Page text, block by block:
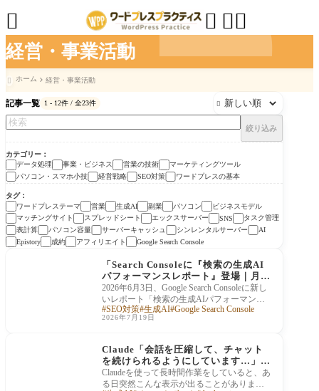
経営・事業活動
 

 ホーム 経営・事業活動
記事一覧 1 - 12件 / 全23件 
絞り込み
カテゴリー
データ処理
事業・ビジネス 営業の技術
マーケティングツール
パソコン・スマホ小技
経営戦略 SEO対策 ワードプレスの基本
タグ
ワードプレステーマ
営業 生成AI 副業 パソコン
ビジネスモデル
マッチングサイト
スプレッドシート エックスサーバー SNS
タスク管理
表計算
パソコン容量 サーバーキャッシュ シンレンタルサーバー
AI
Epistory
成約 アフィリエイト Google Search Console
SEO対策
「Search Consoleに『検索の生成AI
パフォーマンスレポート』登場｜月5
0万回AIに表示されてもクリックが増
えない現実と対策」
2026年6月3日、Google Search Consoleに新し
いレポート「検索の生成AIパフォーマンス
レポート」がリリースされました。AIによ
る概要（AI Overv
SEO対策 生成AI Google Search Console
2026年7月19日
Claude「会話を圧縮して、チャット
を続けられるようにしています…」意
味と使用量への影響
Claudeを使って長時間作業をしていると、あ
る日突然こんな表示が出ることがありま